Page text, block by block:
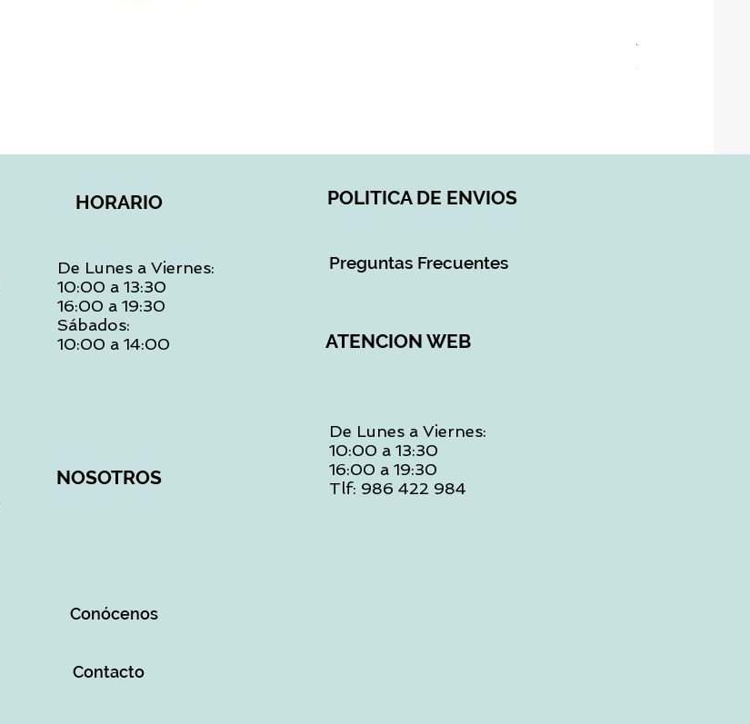
ASIENTO BAÑO
28,90 €
HORARIO POLITICA DE ENVIOS
De Lunes a Viernes:
10:00 a 13:30
16:00 a 19:30
Sábados:
10:00 a 14:00
Preguntas Frecuentes
ATENCION WEB
NOSOTROS
De Lunes a Viernes:
10:00 a 13:30
16:00 a 19:30
Tlf: 986 422 984
Conócenos
Contacto